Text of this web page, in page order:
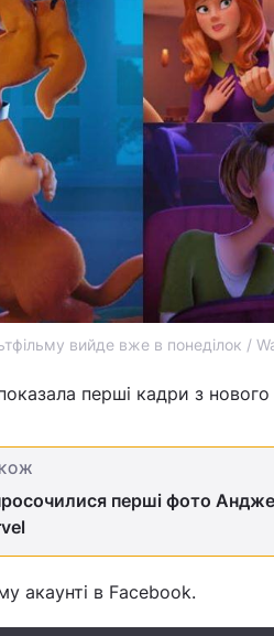
вийде вже в понеділок /
перші кадри з
перші фото
акаунті в Facebook.